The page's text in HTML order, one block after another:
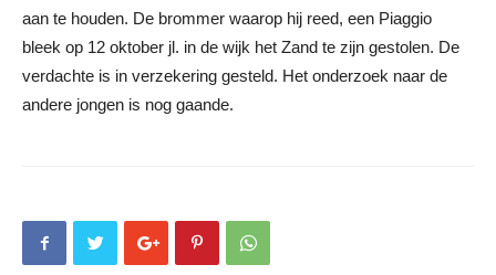
aan te houden. De brommer waarop hij reed, een Piaggio
bleek op 12 oktober jl. in de wijk het Zand te zijn gestolen. De
verdachte is in verzekering gesteld. Het onderzoek naar de
andere jongen is nog gaande.